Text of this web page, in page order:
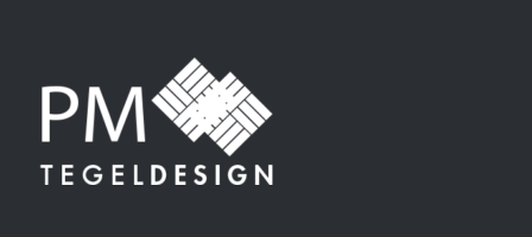
worden
op
de
productpagina